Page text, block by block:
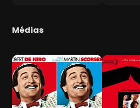
Médias